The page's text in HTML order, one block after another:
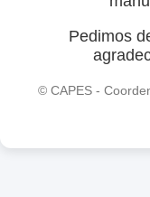
Pedimos
© CAPES -